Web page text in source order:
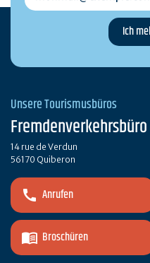
Unsere Tourismusbüros
14 rue de Verdun
56170 Quiberon
Anrufen
Broschüren